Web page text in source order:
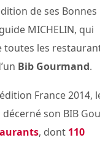
de ses
MICHELIN, qui
toutes les
Bib Gourmand.
France 2014,
décerné son BIB
, dont 110